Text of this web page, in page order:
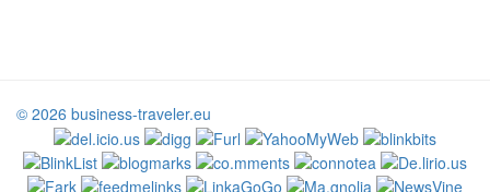
© 2026 business-traveler.eu